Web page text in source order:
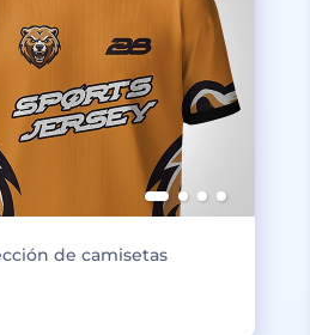
de camisetas